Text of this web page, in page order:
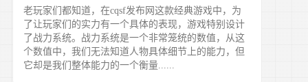
老玩家们都知道，在cqsf发布网这款经典游戏中，为
了让玩家们的实力有一个具体的表现，游戏特别设计
了战力系统。战力系统是一个非常笼统的数值，从这
个数值中，我们无法知道人物具体细节上的能力，但
它却是我们整体能力的一个衡量......